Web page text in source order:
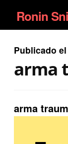
Ir
a
la
navegación
Ir
al
contenido
Ronin
RIFLES
Publicado el
arma
arma